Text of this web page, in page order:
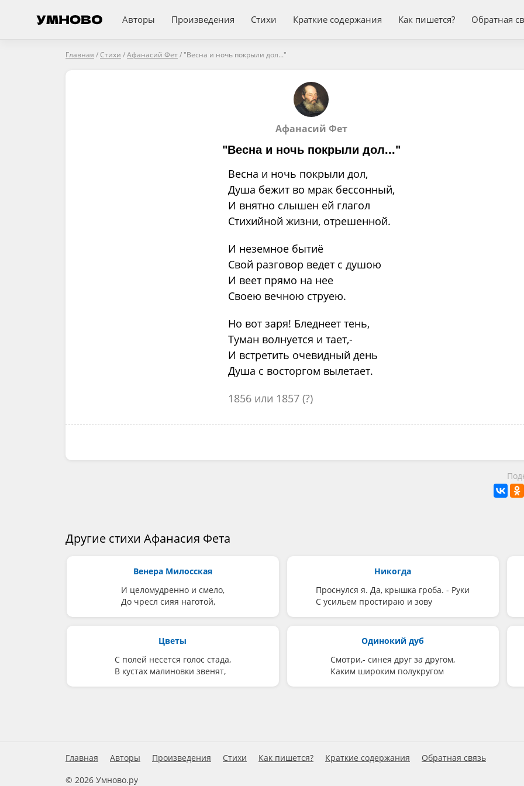
Авторы Произведения Стихи Краткие содержания Как пишется? Обратная
Главная /Стихи /Афанасий Фет/ "Весна и ночь покрыли дол..."
Афанасий Фет
"Весна и ночь покрыли дол..."
Весна и ночь покрыли дол,
Душа бежит во мрак бессонный,
И внятно слышен ей глагол
Стихийной жизни, отрешенной.
И неземное бытиё
Свой разговор ведет с душою
И веет прямо на нее
Своею вечною струею.
Но вот заря! Бледнеет тень,
Туман волнуется и тает,-
И встретить очевидный день
Душа с восторгом вылетает.
1856 или 1857 (?)
Другие стихи Афанасия Фета
Венера Милосская
И целомудренно и смело,
До чресл сияя наготой,
Никогда
Проснулся я. Да, крышка гроба. - Руки
С усильем простираю и зову
Цветы
С полей несется голос стада,
В кустах малиновки звенят,
Одинокий дуб
Смотри,- синея друг за другом,
Каким широким полукругом
Главная Авторы Произведения Стихи Как пишется? Краткие содержания
Обратная связь
© 2026 Умново.ру